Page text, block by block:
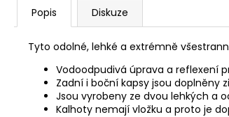
Popis Diskuze
Tyto odolné, lehké a extrémně
Vodoodpudivá úprava a reflexení
Zadní i boční kapsy jsou doplněny
Jsou vyrobeny ze dvou lehkých a
Kalhoty nemají vložku a proto je